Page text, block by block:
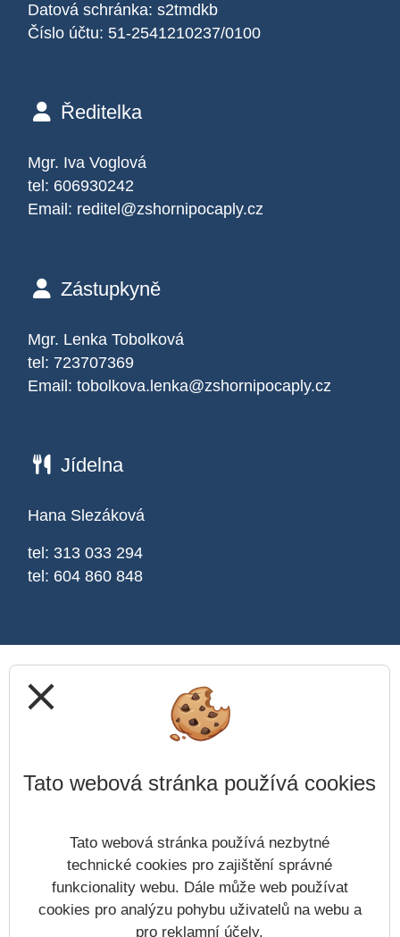
Datová schránka: s2tmdkb
Číslo účtu: 51-2541210237/0100
Ředitelka
Mgr. Iva Voglová
tel: 606930242
Email: reditel@zshornipocaply.cz
Zástupkyně
Mgr. Lenka Tobolková
tel: 723707369
Email: tobolkova.lenka@zshornipocaply.cz
Jídelna
Hana Slezáková
tel: 313 033 294
tel: 604 860 848
close
Tato webová stránka používá cookies
Tato webová stránka používá nezbytné
technické cookies pro zajištění správné
funkcionality webu. Dále může web používat
cookies pro analýzu pohybu uživatelů na webu a
pro reklamní účely.